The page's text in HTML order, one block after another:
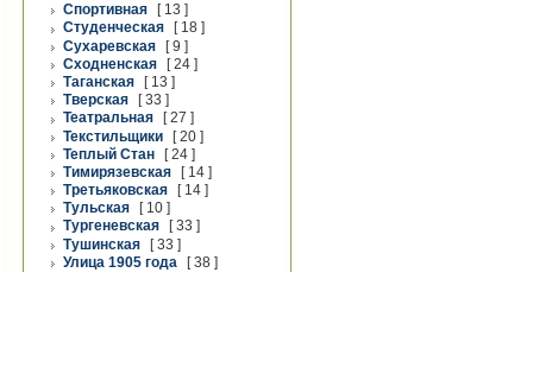
Спортивная
[ 13 ]
Студенческая
[ 18 ]
Сухаревская
[ 9 ]
Сходненская
[ 24 ]
Таганская
[ 13 ]
Тверская
[ 33 ]
Театральная
[ 27 ]
Текстильщики
[ 20 ]
Теплый Стан
[ 24 ]
Тимирязевская
[ 14 ]
Третьяковская
[ 14 ]
Тульская
[ 10 ]
Тургеневская
[ 33 ]
Тушинская
[ 33 ]
Улица 1905 года
[ 38 ]